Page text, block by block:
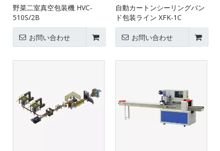
野菜二室真空包装機 HVC-
510S/2B
お問い合わせ
自動カートンシーリングバン
ド包装ライン XFK-1C
お問い合わせ